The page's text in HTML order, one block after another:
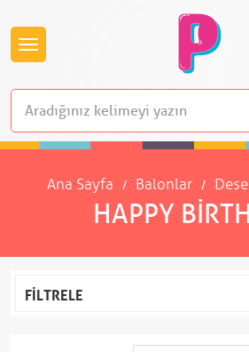
Ana Sayfa Balonlar
HAPPY
FILTRELE